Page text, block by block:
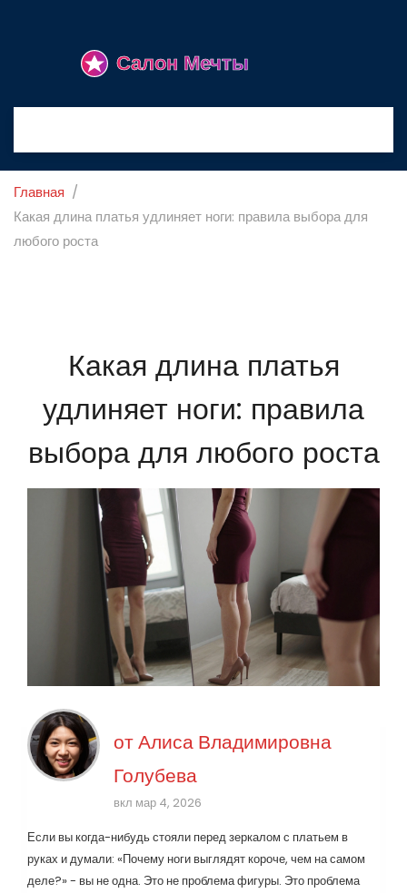
Главная
Какая длина платья удлиняет ноги: правила выбора для
любого роста
Какая длина платья
удлиняет ноги: правила
выбора для любого роста
отАлиса Владимировна
Голубева
вкл мар 4, 2026
Если вы когда-нибудь стояли перед зеркалом с платьем в
руках и думали: «Почему ноги выглядят короче, чем на самом
деле?» - вы не одна. Это не проблема фигуры. Это проблема